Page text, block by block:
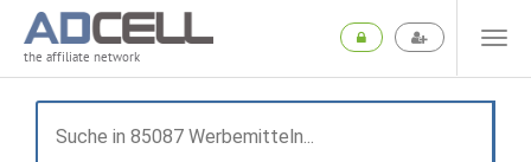
the affiliate network